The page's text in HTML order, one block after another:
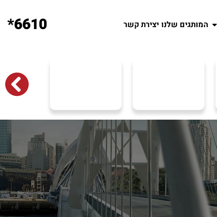
המותגים שלנו יצירת קשר 6610*